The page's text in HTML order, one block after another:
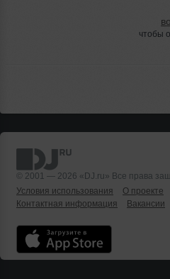
чтобы
© 2001 — 2026 «DJ.ru» Все права
Условия использования
О проекте
Контактная информация
Вакансии